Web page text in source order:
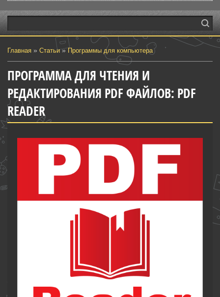
Главная » Статьи»Программы для компьютера
ПРОГРАММА ДЛЯ ЧТЕНИЯ И
РЕДАКТИРОВАНИЯ PDF ФАЙЛОВ: PDF
READER